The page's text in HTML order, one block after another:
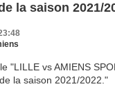
la saison 2021/